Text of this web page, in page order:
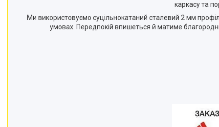
каркасу та
Ми використовуємо суцільнокатаний сталевий 2 мм
умовах. Передпокій впишеться й матиме